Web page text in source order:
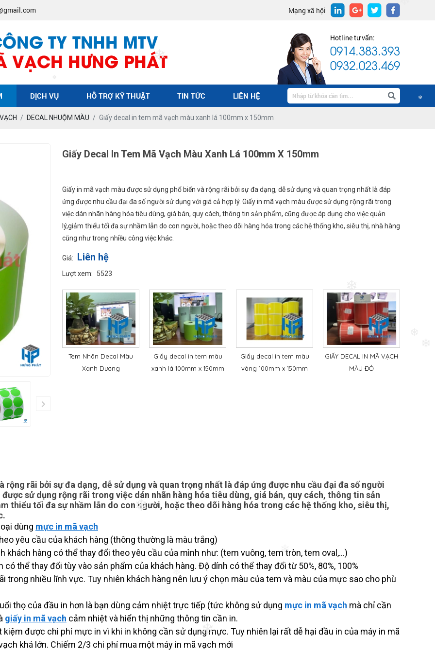
Mạng xã hội
Hotline tư vấn:
0914.383.393
0932.023.469
DỊCH VỤ HỖ TRỢ KỸ THUẬT TIN TỨC LIÊN HỆ
DECAL NHUỘM MÀU Giấy decal in tem mã vạch màu xanh lá 100mm x 150mm
Giấy Decal In Tem Mã Vạch Màu Xanh Lá 100mm X 150mm
Giấy in mã vạch màu được sử dụng phổ biến và rộng rãi bởi sự đa dạng, dễ sử dụng và quan trọng nhất là đáp
ứng được nhu cầu đại đa số người sử dụng với giá cả hợp lý. Giấy in mã vạch màu được sử dụng rộng rãi trong
việc dán nhãn hàng hóa tiêu dùng, giá bán, quy cách, thông tin sản phẩm, cũng được áp dụng cho việc quản
lý,giảm thiểu tối đa sự nhầm lẫn do con người, hoặc theo dõi hàng hóa trong các hệ thống kho, siêu thị, nhà hàng
cũng như trong nhiều công việc khác.
Giá: Liên hệ
Lượt xem: 5523
màu xanh
x 150mm
Tem Nhãn Decal Màu
Xanh Dương
Giấy decal in tem màu
xanh lá 100mm x 150mm
Giấy decal in tem màu
vàng 100mm x 150mm
GIẤY DECAL IN MÃ VẠCH
MÀU ĐỎ
rộng rãi bởi sự đa dạng, dễ sử dụng và quan trọng nhất là đáp ứng được nhu cầu đại đa số người
sử dụng rộng rãi trong việc dán nhãn hàng hóa tiêu dùng, giá bán, quy cách, thông tin sản
thiểu tối đa sự nhầm lẫn do con người, hoặc theo dõi hàng hóa trong các hệ thống kho, siêu thị,
dùng mực in mã vạch
yêu cầu của khách hàng (thông thường là màu trắng)
khách hàng có thể thay đổi theo yêu cầu của mình như: (tem vuông, tem tròn, tem oval,…)
thể thay đổi tùy vào sản phẩm của khách hàng. Độ dính có thể thay đổi từ 50%, 80%, 100%
trong nhiều lĩnh vực. Tuy nhiên khách hàng nên lưu ý chọn màu của tem và màu của mực sao cho phù
thọ của đầu in hơn là bạn dùng cảm nhiệt trực tiếp (tức không sử dụng mực in mã vạch mà chỉ cần
giấy in mã vạch cảm nhiệt và hiển thị những thông tin cần in.
được chi phí mực in vì khi in không cần sử dụng mực. Tuy nhiên lại rất dễ hại đầu in của máy in mã
khá lớn. Chiếm 2/3 chi phí mua một máy in mã vạch mới
❄
❄
❄
❄
❄